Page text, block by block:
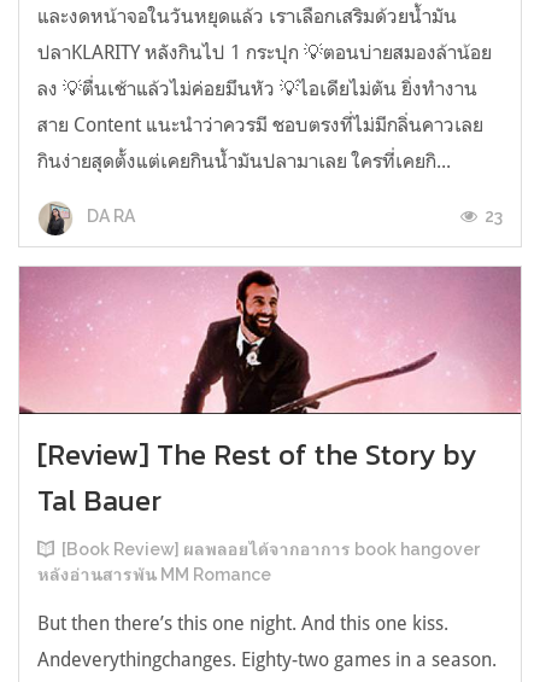
และงดหน้าจอในวันหยุดแล้ว เราเลือกเสริมด้วยน้ำมัน
ปลาKLARITY หลังกินไป 1 กระปุก 💡ตอนบ่ายสมองล้าน้อย
ลง 💡ตื่นเช้าแล้วไม่ค่อยมึนหัว 💡ไอเดียไม่ตัน ยิ่งทำงาน
สาย Content แนะนำว่าควรมี ชอบตรงที่ไม่มีกลิ่นคาวเลย
กินง่ายสุดตั้งแต่เคยกินน้ำมันปลามาเลย ใครที่เคยกิ...
DA RA 23
[Review] The Rest of the Story by
Tal Bauer
[Book Review] ผลพลอยได้จากอาการ book hangover
หลังอ่านสารพัน MM Romance
But then there’s this one night. And this one kiss.
Andeverythingchanges. Eighty-two games in a season.